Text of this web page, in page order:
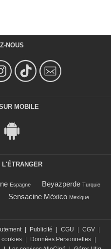
NOUS
MOBILE
Espagne Beyazperde Turquie
Sensacine México Mexique
Publicité CGU CGV
cookies Données Personnelles